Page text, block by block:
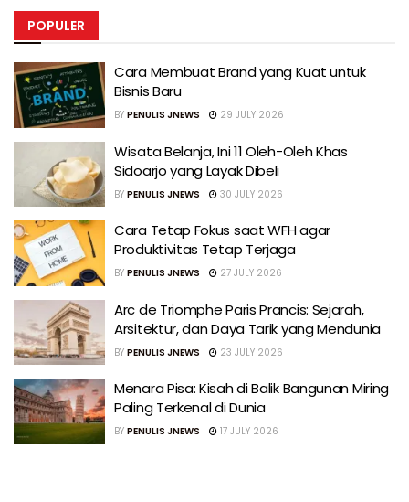
POPULER
Cara Membuat Brand yang Kuat untuk
Bisnis Baru
BY PENULIS JNEWS 29 JULY 2026
Wisata Belanja, Ini 11 Oleh-Oleh Khas
Sidoarjo yang Layak Dibeli
BY PENULIS JNEWS 30 JULY 2026
Cara Tetap Fokus saat WFH agar
Produktivitas Tetap Terjaga
BY PENULIS JNEWS 27 JULY 2026
Arc de Triomphe Paris Prancis: Sejarah,
Arsitektur, dan Daya Tarik yang Mendunia
BY PENULIS JNEWS 23 JULY 2026
Menara Pisa: Kisah di Balik Bangunan Miring
Paling Terkenal di Dunia
BY PENULIS JNEWS 17 JULY 2026